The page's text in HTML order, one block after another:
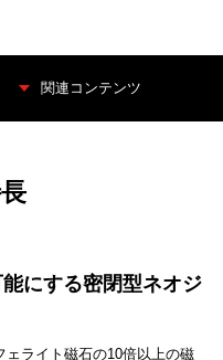
関連コンテンツ
にする密閉型ネオジ
ライト磁石の10倍以上の磁